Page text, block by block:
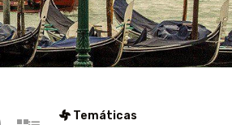
Temáticas